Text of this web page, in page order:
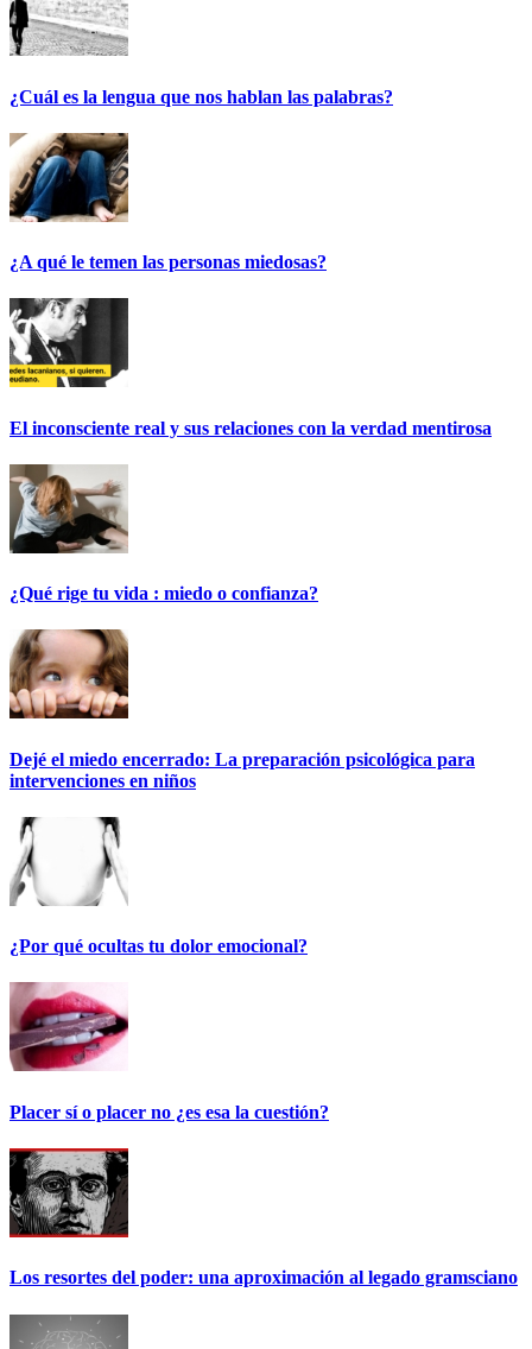
¿Cuál es la lengua que nos hablan las palabras?
¿A qué le temen las personas miedosas?
El inconsciente real y sus relaciones con la verdad mentirosa
¿Qué rige tu vida : miedo o confianza?
Dejé el miedo encerrado: La preparación psicológica para
intervenciones en niños
¿Por qué ocultas tu dolor emocional?
Placer sí o placer no ¿es esa la cuestión?
Los resortes del poder: una aproximación al legado gramsciano